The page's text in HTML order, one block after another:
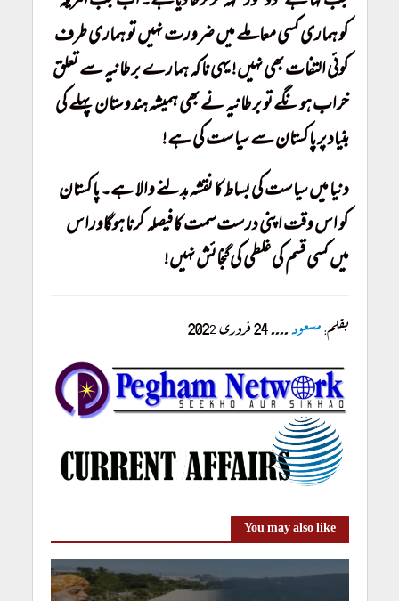
کو ہماری کسی معاملے میں ضرورت نہیں تو ہماری طرف
کوئی التفات بھی نہیں! یہی نا کہ ہمارے برطانیہ سے تعلق
خراب ہونگے تو برطانیہ نے بھی ہمیشہ ہندوستان پہلے کی
بنیاد پر پاکستان سے سیاست کی ہے!
دنیا میں سیاست کی بساط کا نقشہ بدلنے والا ہے۔ پاکستان
کو اس وقت اپنی درست سمت کا فیصلہ کرنا ہوگا اوراس
میں کسی قسم کی غلطی کی گنجائش نہیں!
بقلم:مسعود۔۔۔۔ 24 فروری 202 2
You may also like